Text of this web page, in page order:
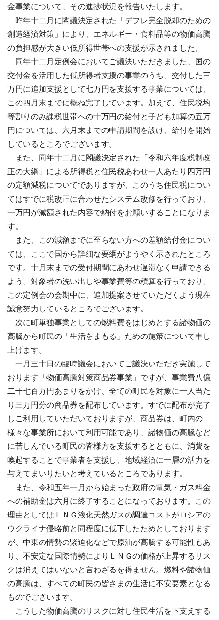
金事業について、その進捗状況を報告いたします。
昨年十二月に閣議決定された「デフレ完全脱却のための
創造経済対策」により、エネルギー・食料品等の物価高騰
の負担感が大きい低所得世帯への支援が示されました。
同年十二月定例会においてご議決いただきました、国の
交付金を活用した低所得者支援の事業のうち、交付した三
万円に追加支援として七万円を支援する事業については、
この四月末までに概ね完了しています。加えて、住民税均
等割りのみ課税世帯への十万円の給付と子ども加算の五万
円については、六月末までの申請期間を設け、給付を開始
しているところでございます。
また、同年十二月に閣議決定された「令和六年度税制改
正の大綱」による所得税と住民税あわせ一人あたり四万円
の定額減税についてでありますが、このうち住民税につい
てはすでに税改正に合わせたシステム改修を行っており、
一万円が減額された内容で納付をお願いすることになりま
す。
また、この減額までに至らない方への差額給付金につい
ては、ここで国から詳細な要綱がようやく示されたところ
です。十月末までの受付期間にあわせ遅滞なく申請できる
よう、対象者の洗い出しや事業費等の積算を行っており、
この定例会の会期中に、追加提案させていただくよう現在
誠意努力しているところでございます。
次に町単独事業としての燃料費をはじめとする諸物価の
高騰から町民の「生活をまもる」ための施策について申し
上げます。
一月三十日の臨時議会においてご議決いただき実施して
おります「物価高騰対策商品券事業」ですが、事業費八億
二千七百万円あまりをかけ、全ての町民を対象に一人当た
り三万円分の商品券を配布しています。すでに配布が完了
しご利用していただいておりますが、商品券は、町内の
様々な事業所において利用可能であり、諸物価の高騰など
に苦しんでいる町民の皆様方を支援するとともに、消費を
喚起することで事業者を支援し、地域経済に一層の活力を
与えてまいりたいと考えているところであります。
また、令和五年一月から始まった政府の電気・ガス料金
への補助金は六月に終了することになっております。この
理由としてはＬＮＧ液化天然ガスの調達コストがロシアの
ウクライナ侵略前と同程度に低下したためとしております
が、中東の情勢の緊迫化などで原油が高騰する可能性もあ
り、不安定な国際情勢によりＬＮＧの価格が上昇するリス
クは消えてはいないと言わざるを得ません。燃料や諸物価
の高騰は、すべての町民の皆さまの生活に不安要素となる
ものでございます。
こうした物価高騰のリスクに対し住民生活を下支えする